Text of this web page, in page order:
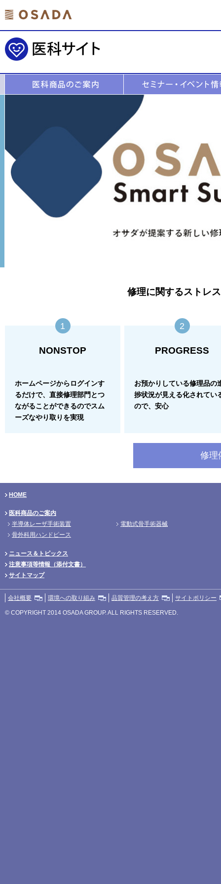
修理に関するストレ
1
NONSTOP
ホームページからログインす
るだけで、直接修理部門とつ
ながることができるのでスム
ーズなやり取りを実現
2
PROGRESS
お預かりしている修理品の
捗状況が見える化されてい
ので、安心
修理
HOME
医科商品のご案内
半導体レーザ手術装置
電動式骨手術器械
骨外科用ハンドピース
ニュース＆トピックス
注意事項等情報（添付文書）
サイトマップ
会社概要 環境への取り組み 品質管理の考え方 サイトポリシー
© COPYRIGHT 2014 OSADA GROUP. ALL RIGHTS RESERVED.